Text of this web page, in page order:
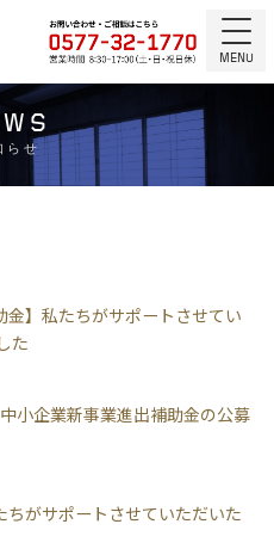
MENU
らせ
金】私たちがサポートさせてい
た
小企業新事業進出補助金の公募
ちがサポートさせていただいた